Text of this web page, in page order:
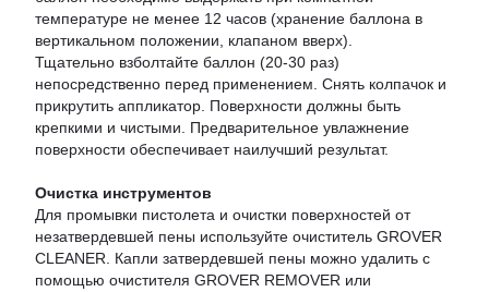
температуре не менее 12 часов (хранение баллона в
вертикальном положении, клапаном вверх).
Тщательно взболтайте баллон (20-30 раз)
непосредственно перед применением. Снять колпачок и
прикрутить аппликатор. Поверхности должны быть
крепкими и чистыми. Предварительное увлажнение
поверхности обеспечивает наилучший результат.
Очистка инструментов
Для промывки пистолета и очистки поверхностей от
незатвердевшей пены используйте очиститель GROVER
CLEANER. Капли затвердевшей пены можно удалить с
помощью очистителя GROVER REMOVER или